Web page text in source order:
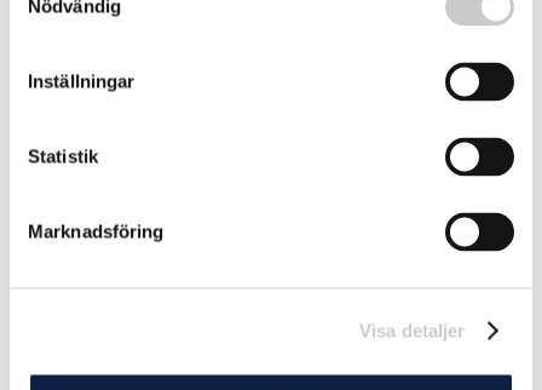
Nödvändig
Inställningar
Statistik
Marknadsföring
Visa detaljer
finländsk polis eskorteras på måndagen ut ur Finland till
Spökskeppen smörjer den ryska